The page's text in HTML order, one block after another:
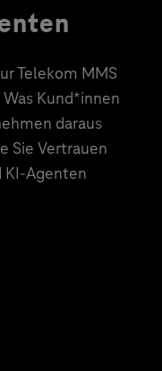
Telekom MMS
Kund*innen
daraus
Sie Vertrauen
KI-Agenten